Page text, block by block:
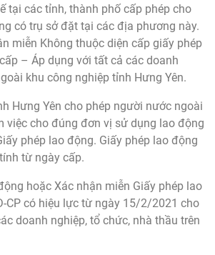
tại các tỉnh, thành phố cấp phép cho
có trụ sở đặt tại các địa phương này.
miễn Không thuộc diện cấp giấy phép
– Áp dụng với tất cả các doanh
khu công nghiệp tỉnh Hưng Yên.
Hưng Yên cho phép người nước ngoài
việc cho đúng đơn vị sử dụng lao động
phép lao động. Giấy phép lao động
từ ngày cấp.
hoặc Xác nhận miễn Giấy phép lao
có hiệu lực từ ngày 15/2/2021 cho
doanh nghiệp, tổ chức, nhà thầu trên